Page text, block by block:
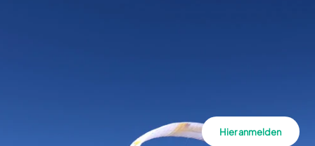
Hier anmelden